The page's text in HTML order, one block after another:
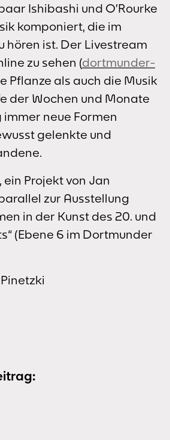
Ishibashi und O’Rourke
komponiert, die im
hören ist. Der Livestream
zu sehen (dortmunder-
Pflanze als auch die Musik
der Wochen und Monate
neue Formen
gelenkte und
Projekt von Jan
zur Ausstellung
in der Kunst des 20. und
(Ebene 6 im Dortmunder